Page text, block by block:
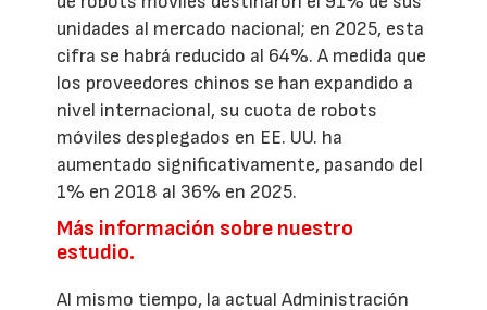
unidades al mercado nacional; en 2025, esta
cifra se habrá reducido al 64%. A medida que
los proveedores chinos se han expandido a
nivel internacional, su cuota de robots
móviles desplegados en EE. UU. ha
aumentado significativamente, pasando del
1% en 2018 al 36% en 2025.
Más información sobre nuestro
estudio.
Al mismo tiempo, la actual Administración